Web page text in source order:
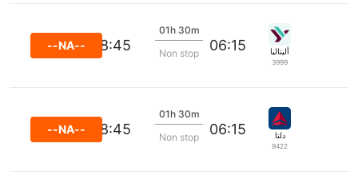
أليتاليا
3999
06:15
01h 30m
Non stop
08:45
--NA--
دلتا
9422
06:15
01h 30m
Non stop
08:45
--NA--